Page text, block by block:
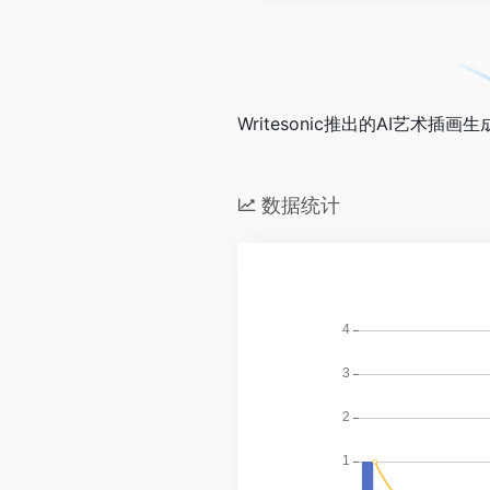
Writesonic推出的AI艺术插画生
数据统计